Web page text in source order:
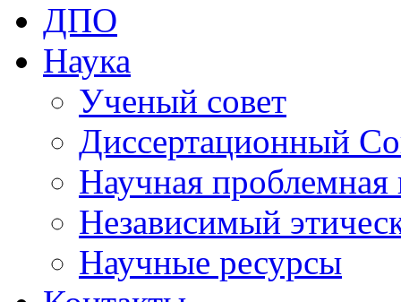
ДПО
Наука
Ученый совет
Диссертационный
Научная проблемная
Независимый
Научные ресурсы